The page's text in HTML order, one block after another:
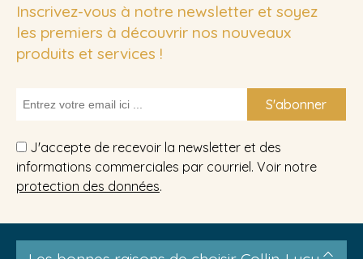
Inscrivez-vous à notre newsletter et soyez
les premiers à découvrir nos nouveaux
produits et services !
S'abonner
J'accepte de recevoir la newsletter et des
informations commerciales par courriel. Voir notre
protection des données.